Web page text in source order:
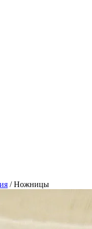
/ Ножницы